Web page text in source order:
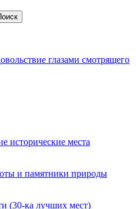
глазами смотрящего
исторические места
и памятники природы
(30-ка лучших мест)